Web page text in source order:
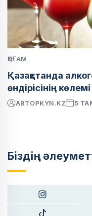
ҚОҒАМ
Қазақстанда
өндірісінің
АВТОРKYN.KZ 5
Біздің